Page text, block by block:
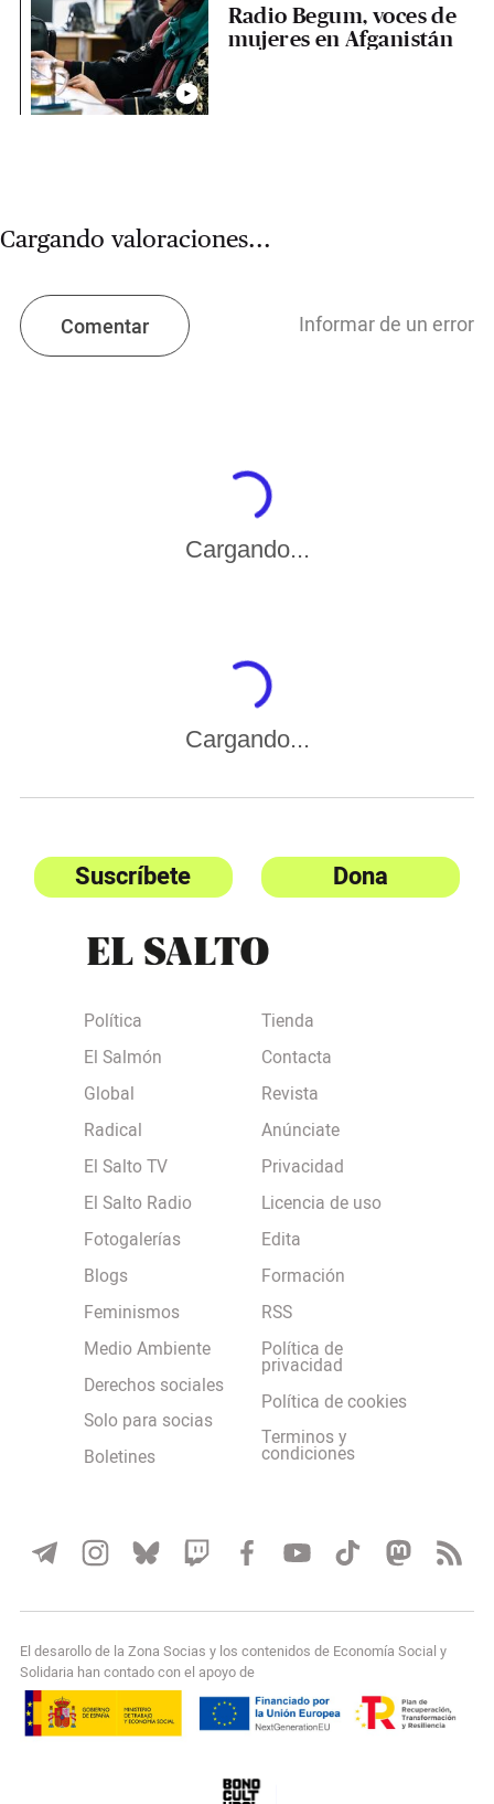
Radio Begum, voces de
mujeres en Afganistán
Cargando valoraciones...
Comentar Informar de un error
Cargando...
Cargando...
Suscríbete Dona
Política
El Salmón
Global
Radical
El Salto TV
El Salto Radio
Fotogalerías
Blogs
Feminismos
Medio Ambiente
Derechos sociales
Solo para socias
Boletines
Tienda
Contacta
Revista
Anúnciate
Privacidad
Licencia de uso
Edita
Formación
RSS
Política de
privacidad
Política de cookies
Terminos y
condiciones
El desarollo de la Zona Socias y los contenidos de Economía Social y
Solidaria han contado con el apoyo de